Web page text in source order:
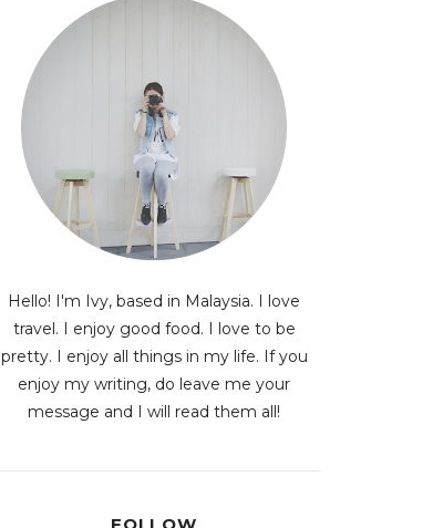
Hello! I'm Ivy, based in Malaysia. I love
travel. I enjoy good food. I love to be
pretty. I enjoy all things in my life. If you
enjoy my writing, do leave me your
message and I will read them all!